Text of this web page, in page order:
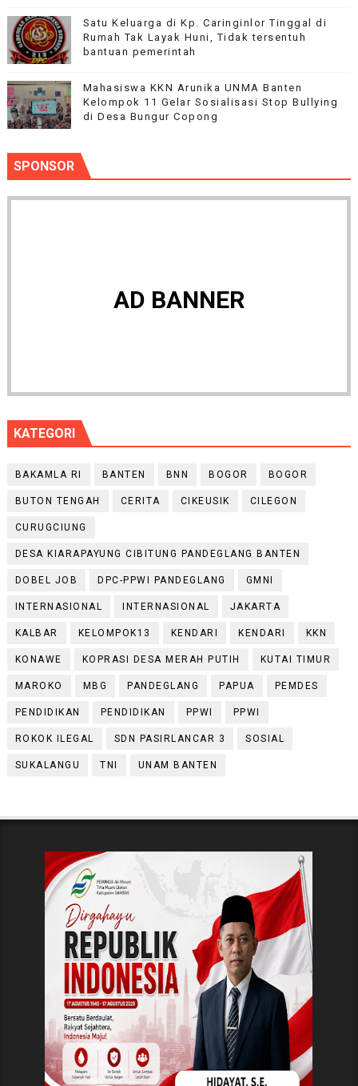
Satu Keluarga di Kp. Caringinlor Tinggal di
Rumah Tak Layak Huni, Tidak tersentuh
bantuan pemerintah
Mahasiswa KKN Arunika UNMA Banten
Kelompok 11 Gelar Sosialisasi Stop Bullying
di Desa Bungur Copong
SPONSOR
AD BANNER
KATEGORI
BAKAMLA RI BANTEN BNN BOGOR BOGOR
BUTON TENGAH CERITA CIKEUSIK CILEGON
CURUGCIUNG
DESA KIARAPAYUNG CIBITUNG PANDEGLANG BANTEN
DOBEL JOB DPC-PPWI PANDEGLANG GMNI
INTERNASIONAL INTERNASIONAL JAKARTA
KALBAR KELOMPOK13 KENDARI KENDARI KKN
KONAWE KOPRASI DESA MERAH PUTIH KUTAI TIMUR
MAROKO MBG PANDEGLANG PAPUA PEMDES
PENDIDIKAN PENDIDIKAN PPWI PPWI
ROKOK ILEGAL SDN PASIRLANCAR 3 SOSIAL
SUKALANGU TNI UNAM BANTEN